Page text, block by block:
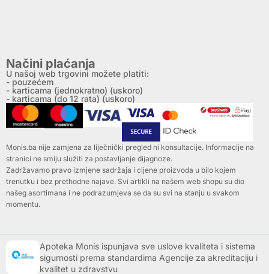
Načini plaćanja
U našoj web trgovini možete platiti:
- pouzećem
- karticama (jednokratno) (uskoro)
- karticama (do 12 rata) (uskoro)
Monis.ba nije zamjena za liječnički pregled ni konsultacije. Informacije na
stranici ne smiju služiti za postavljanje dijagnoze.
Zadržavamo pravo izmjene sadržaja i cijene proizvoda u bilo kojem
trenutku i bez prethodne najave. Svi artikli na našem web shopu su dio
našeg asortimana i ne podrazumjeva se da su svi na stanju u svakom
momentu.
Apoteka Monis ispunjava sve uslove kvaliteta i sistema
sigurnosti prema standardima Agencije za akreditaciju i
kvalitet u zdravstvu